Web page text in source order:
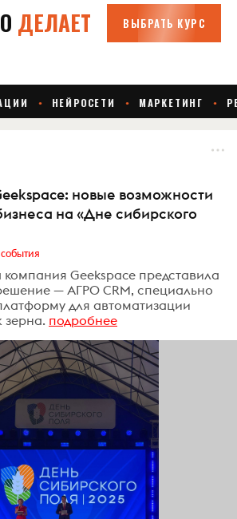
новые возможности
на «Дне сибирского
Geekspace представила
— АГРО CRM, специально
для автоматизации
зерна. подробнее